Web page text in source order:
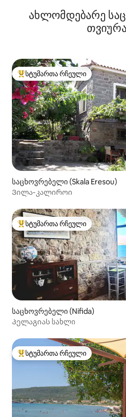
ახლომდებარე
სტუმართა რჩეული მოწინავე
სტუმართა რჩეული
საცხოვრებელი (Skala Eresou)
Ვილა-კალიროი
სტუმართა რჩეული მოწინავე
სტუმართა რჩეული
საცხოვრებელი (Nifida)
Პელაგიას სახლი
სტუმართა რჩეული მოწინავე
სტუმართა რჩეული